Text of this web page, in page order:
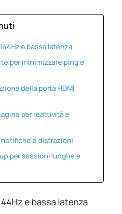
e bassa latenza
per minimizzare ping e
della porta HDMI
per reattività e
e distrazioni
per sessioni lunghe e
e bassa latenza